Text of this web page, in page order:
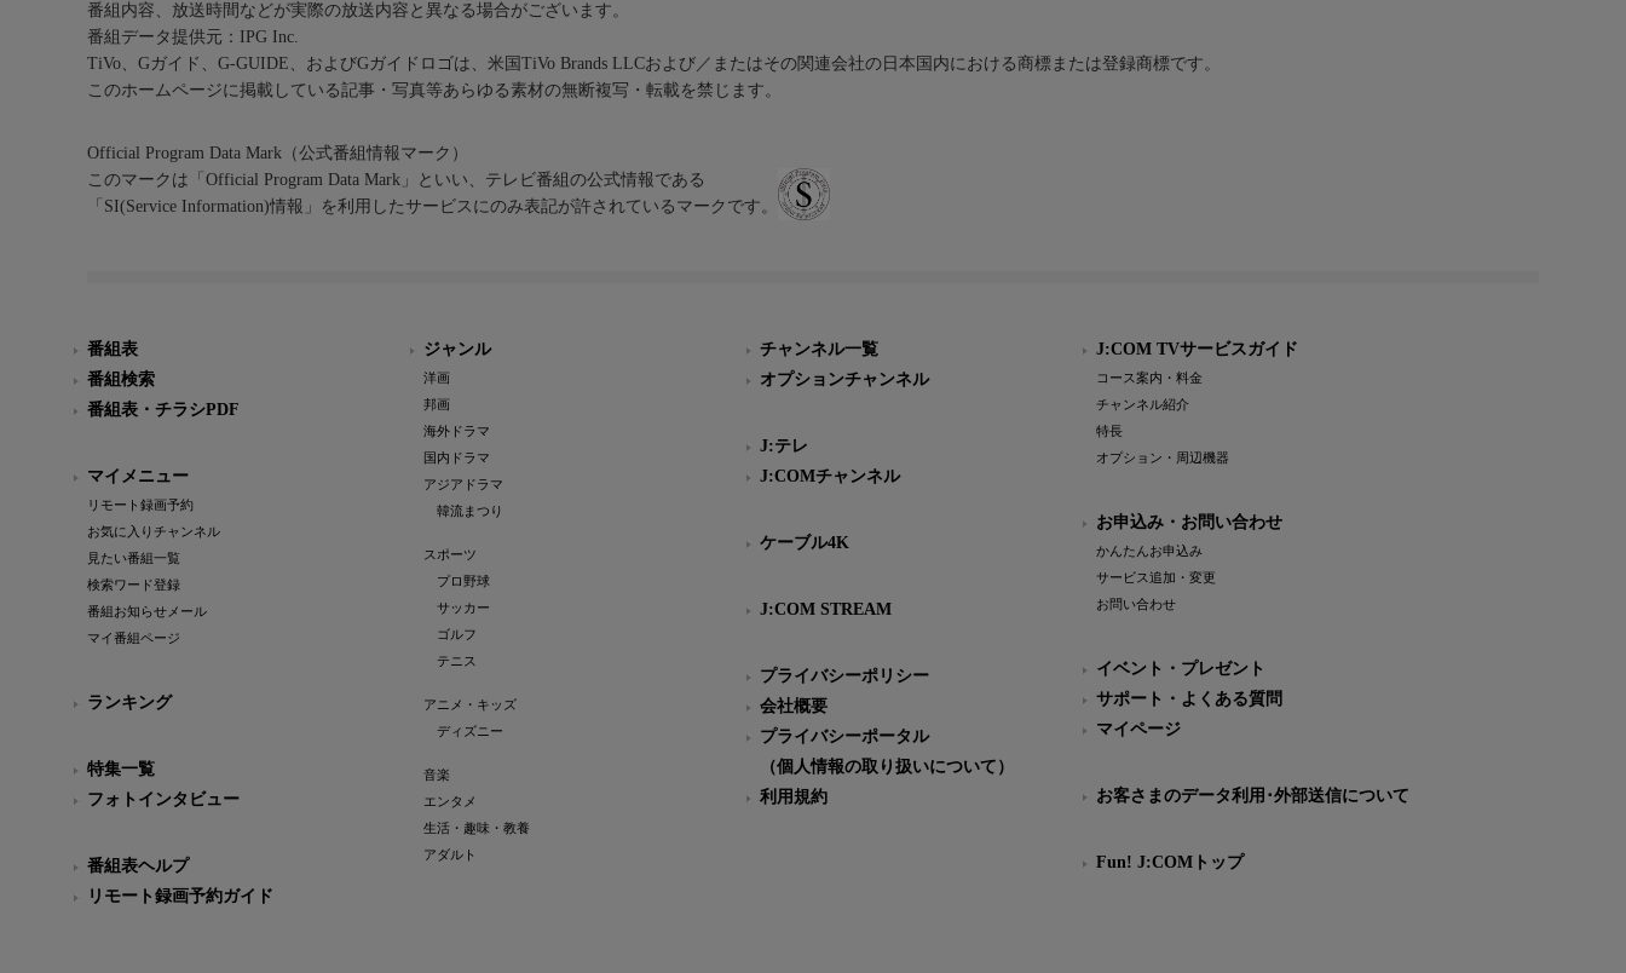
番組内容、放送時間などが実際の放送内容と異なる場合がございます。
番組データ提供元：IPG Inc.
TiVo、Gガイド、G-GUIDE、およびGガイドロゴは、米国TiVo Brands LLCおよび／またはその関連会社の日本国内における商標または登録商標です。
このホームページに掲載している記事・写真等あらゆる素材の無断複写・転載を禁じます。
Official Program Data Mark（公式番組情報マーク）
このマークは「Official Program Data Mark」といい、テレビ番組の公式情報である
「SI(Service Information)情報」を利用したサービスにのみ表記が許されているマークです。
番組表
番組検索
番組表・チラシPDF
マイメニュー
リモート録画予約
お気に入りチャンネル
見たい番組一覧
検索ワード登録
番組お知らせメール
マイ番組ページ
ランキング
特集一覧
フォトインタビュー
番組表ヘルプ
リモート録画予約ガイド
ジャンル
洋画
邦画
海外ドラマ
国内ドラマ
アジアドラマ
韓流まつり
スポーツ
プロ野球
サッカー
ゴルフ
テニス
アニメ・キッズ
ディズニー
音楽
エンタメ
生活・趣味・教養
アダルト
チャンネル一覧
オプションチャンネル
J:テレ
J:COMチャンネル
ケーブル4K
J:COM STREAM
プライバシーポリシー
会社概要
プライバシーポータル
（個人情報の取り扱いについて）
利用規約
J:COM TVサービスガイド
コース案内・料金
チャンネル紹介
特長
オプション・周辺機器
お申込み・お問い合わせ
かんたんお申込み
サービス追加・変更
お問い合わせ
イベント・プレゼント
サポート・よくある質問
マイページ
お客さまのデータ利用･外部送信について
Fun! J:COMトップ